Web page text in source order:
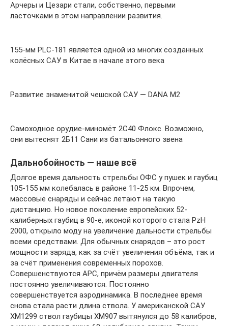
Арчеры и Цезари стали, собственно, первыми
ласточками в этом направлении развития.
155-мм PLC-181 является одной из многих созданных
колёсных САУ в Китае в начале этого века
Развитие знаменитой чешской САУ — DANA M2
Самоходное орудие-миномёт 2С40 Флокс. Возможно,
они вытеснят 2Б11 Сани из батальонного звена
Дальнобойность — наше всё
Долгое время дальность стрельбы ОФС у пушек и гаубиц
105-155 мм колебалась в районе 11-25 км. Впрочем,
массовые снаряды и сейчас летают на такую
дистанцию. Но новое поколение европейских 52-
калиберных гаубиц в 90-е, иконой которого стала PzH
2000, открыло моду на увеличение дальности стрельбы
всеми средствами. Для обычных снарядов – это рост
мощности заряда, как за счёт увеличения объёма, так и
за счёт применения современных порохов.
Совершенствуются АРС, причём размеры двигателя
постоянно увеличиваются. Постоянно
совершенствуется аэродинамика. В последнее время
снова стала расти длина ствола. У американской САУ
XM1299 ствол гаубицы XM907 вытянулся до 58 калибров,